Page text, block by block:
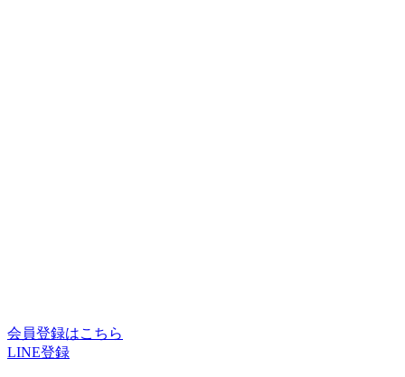
会員登録はこちら
LINE登録